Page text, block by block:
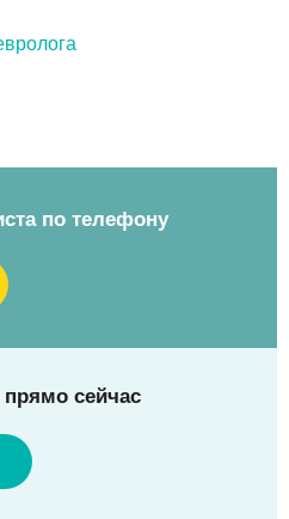
по телефону
сейчас